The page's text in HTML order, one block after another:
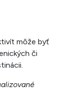
môže byť
či